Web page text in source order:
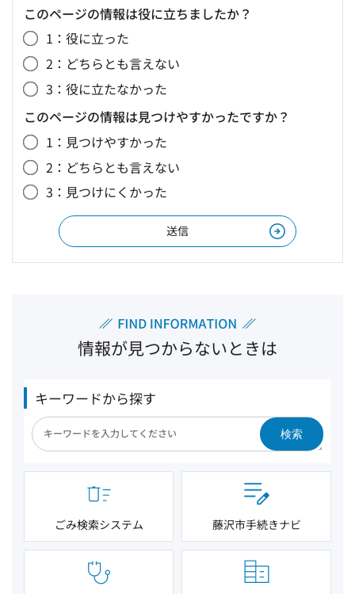
このページの情報は役に立ちましたか？
1：役に立った
2：どちらとも言えない
3：役に立たなかった
このページの情報は見つけやすかったですか？
1：見つけやすかった
2：どちらとも言えない
3：見つけにくかった
情報が見つからないときは
キーワードから探す
検索
ごみ検索システム 藤沢市手続きナビ